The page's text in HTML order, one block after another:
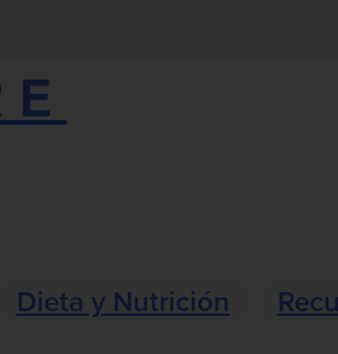
Dieta y Nutrición